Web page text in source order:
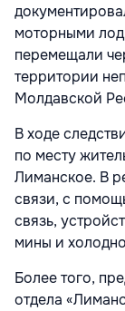
моторными
перемещали
территории
Молдавской
В ходе
по месту
Лиманское. В
связи, с
связь,
мины и
Более того,
отдела